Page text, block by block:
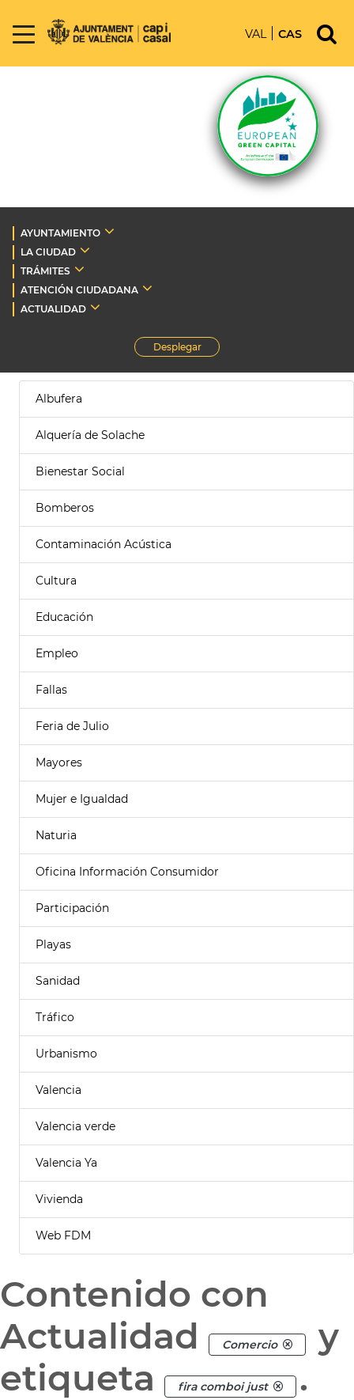
VAL CAS
AYUNTAMIENTO
LA CIUDAD
TRÁMITES
ATENCIÓN CIUDADANA
ACTUALIDAD
Desplegar
Albufera
Alquería de Solache
Bienestar Social
Bomberos
Contaminación Acústica
Cultura
Educación
Empleo
Fallas
Feria de Julio
Mayores
Mujer e Igualdad
Naturia
Oficina Información Consumidor
Participación
Playas
Sanidad
Tráfico
Urbanismo
Valencia
Valencia verde
Valencia Ya
Vivienda
Web FDM
Contenido con
Actualidad
Comercio
y
etiqueta
fira comboi just .